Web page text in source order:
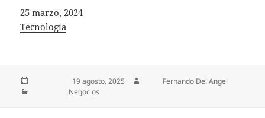
Fecha
25 marzo, 2024
In relation to
Tecnología
19 agosto, 2025
Fernando Del Angel
Negocios